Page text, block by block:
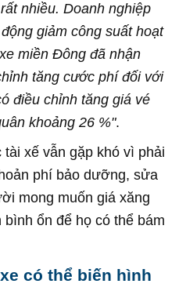
nhiều. Doanh nghiệp
giảm công suất hoạt
miền Đông đã nhận
tăng cước phí đối với
điều chỉnh tăng giá vé
khoảng 26 %".
xế vẫn gặp khó vì phải
phí bảo dưỡng, sửa
mong muốn giá xăng
ổn để họ có thể bám
có thể biến hình